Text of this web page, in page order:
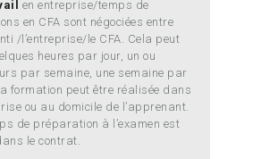
en entreprise/temps de
en CFA sont négociées entre
/l’entreprise/le CFA. Cela peut
heures par jour, un ou
par semaine, une semaine par
formation peut être réalisée dans
ou au domicile de l’apprenant.
de préparation à l’examen est
le contrat.